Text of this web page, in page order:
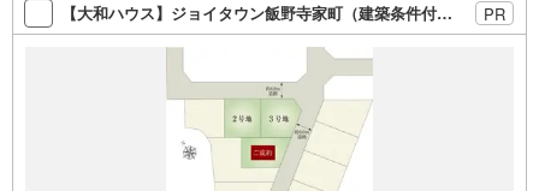
【大和ハウス】ジョイタウン飯野寺家町（建築条件付宅地分譲） PR